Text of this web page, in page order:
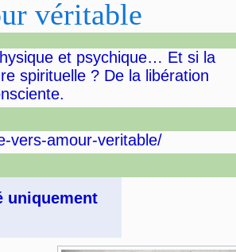
véritable
et psychique… Et si la
spirituelle ? De la libération
vers-amour-veritable/
uniquement